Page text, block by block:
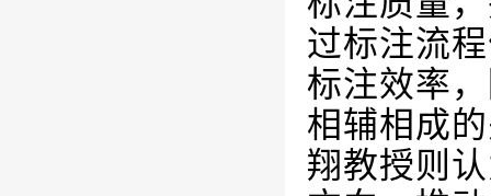
过标注流
标注效率
相辅相成
翔教授则